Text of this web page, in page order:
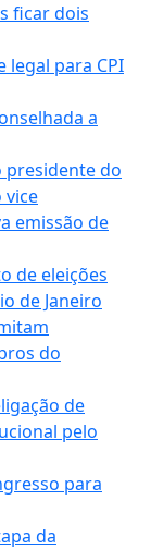
ficar dois
legal para CPI
a
presidente do
vice
emissão de
de eleições
de Janeiro
do
de
pelo
para
da